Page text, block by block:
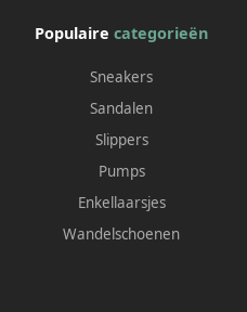
Populaire categorieën
Sneakers
Sandalen
Slippers
Pumps
Enkellaarsjes
Wandelschoenen